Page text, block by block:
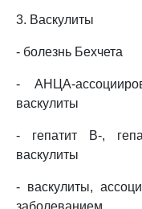
3. Васкулиты
- болезнь Бехчета
- АНЦА-
васкулиты
- гепатит B-,
васкулиты
- васкулиты,
заболеванием